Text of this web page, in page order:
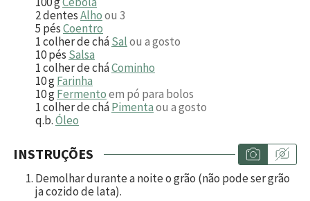
2dentesAlhoou 3
5 pésCoentro
1colher de cháSalou a gosto
10pés Salsa
1colher de cháCominho
10gFarinha
10gFermentoem pó para bolos
1colher de cháPimentaou a gosto
q.b.Óleo
INSTRUÇÕES
Demolhar durante a noite o grão (não pode ser grão
ja cozido de lata).